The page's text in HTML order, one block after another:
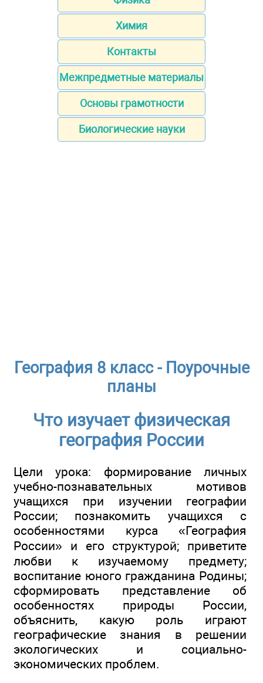
Химия
Контакты
Межпредметные материалы
Основы грамотности
Биологические науки
География 8 класс - Поурочные
планы
Что изучает физическая
география России
Цели урока: формирование личных
учебно-познавательных мотивов
учащихся при изучении географии
России; познакомить учащихся с
особенностями курса «География
России» и его структурой; приветите
любви к изучаемому предмету;
воспитание юного гражданина Родины;
сформировать представление об
особенностях природы России,
объяснить, какую роль играют
географические знания в решении
экологических и социально-
экономических проблем.